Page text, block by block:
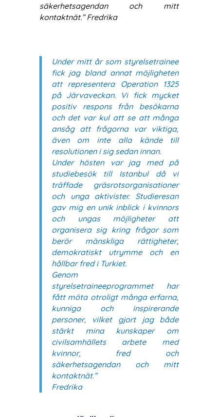
säkerhetsagendan och mitt
kontaktnät.” Fredrika
Under mitt år som styrelsetrainee
fick jag bland annat möjligheten
att representera Operation 1325
på Järvaveckan. Vi fick mycket
positiv respons från besökarna
och det var kul att se att många
ansåg att frågorna var viktiga,
även om inte alla kände till
resolutionen i sig sedan innan.
Under hösten var jag med på
studiebesök till Istanbul då vi
träffade gräsrotsorganisationer
och unga aktivister. Studieresan
gav mig en unik inblick i kvinnors
och ungas möjligheter att
organisera sig kring frågor som
berör mänskliga rättigheter,
demokratiskt utrymme och en
hållbar fred i Turkiet.
Genom
styrelsetraineeprogrammet har
fått möta otroligt många erfarna,
kunniga och inspirerande
personer, vilket gjort jag både
stärkt mina kunskaper om
civilsamhällets arbete med
kvinnor, fred och
säkerhetsagendan och mitt
kontaktnät.”
Fredrika